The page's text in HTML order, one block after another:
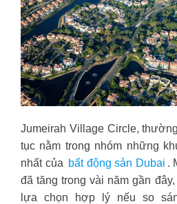
Jumeirah Village Circle,
tục nằm trong nhóm những
nhất của bất động sản Dubai .
đã tăng trong vài năm gần
lựa chọn hợp lý nếu so